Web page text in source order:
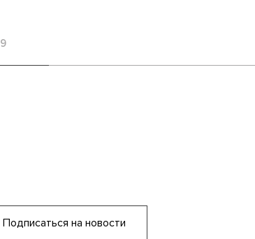
9
Подписаться на новости